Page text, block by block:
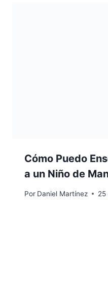
Cómo Puedo
a un Niño de
Por Daniel Martínez 25